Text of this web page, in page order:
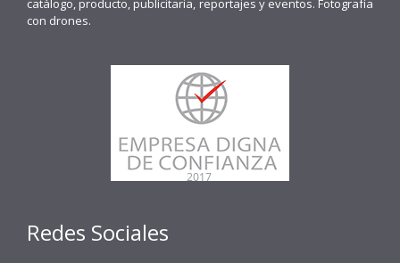
catálogo, producto, publicitaria, reportajes y eventos. Fotografía
con drones.
Redes Sociales